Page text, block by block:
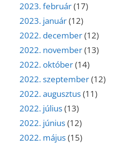
2023. február(17)
2023. január(12)
2022. december(12)
2022. november(13)
2022. október(14)
2022. szeptember(12)
2022. augusztus(11)
2022. július(13)
2022. június(12)
2022. május(15)